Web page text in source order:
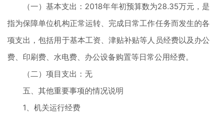
（一）基本支出：2018年年初预算数为28.35万元，是
指为保障单位机构正常运转、完成日常工作任务而发生的各
项支出，包括用于基本工资、津贴补贴等人员经费以及办公
费、印刷费、水电费、办公设备购置等日常公用经费。
（二）项目支出：无
五、其他重要事项的情况说明
1、机关运行经费